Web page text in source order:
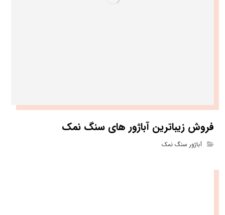
فروش زیباترین آباژور های سنگ نمک
آباژور سنگ نمک